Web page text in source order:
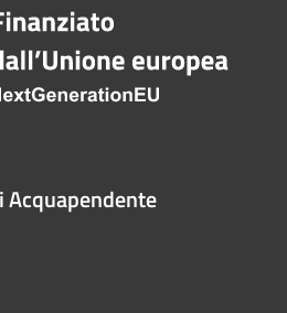
Acquapendente